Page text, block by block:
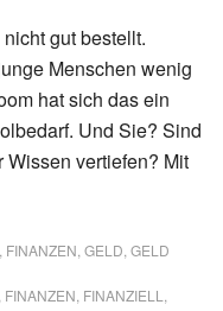
gut bestellt.
Menschen wenig
hat sich das ein
Und Sie? Sind
vertiefen? Mit
FINANZEN GELD GELD
FINANZEN FINANZIELL